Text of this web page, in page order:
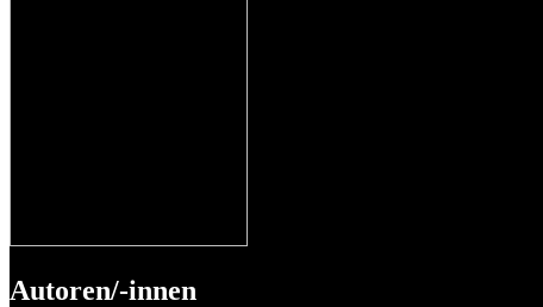
Autoren/-innen